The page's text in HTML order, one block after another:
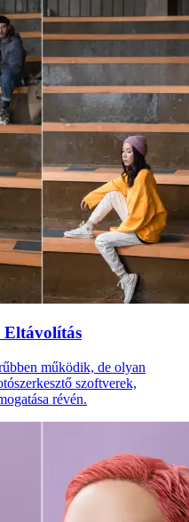
Eltávolítás
működik, de olyan
szoftverek,
révén.